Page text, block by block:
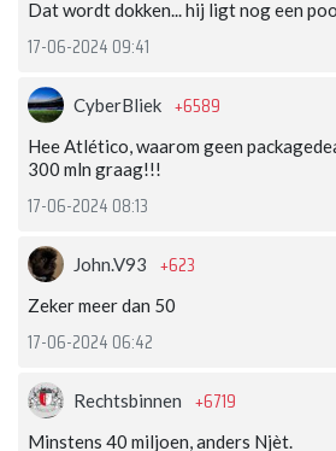
Dat wordt dokken... hij ligt nog een
17-06-2024 09:41
CyberBliek +6589
Hee Atlético, waarom geen
300 mln graag!!!
17-06-2024 08:13
John.V93 +623
Zeker meer dan 50
17-06-2024 06:42
Rechtsbinnen +6719
Minstens 40 miljoen, anders Njèt.